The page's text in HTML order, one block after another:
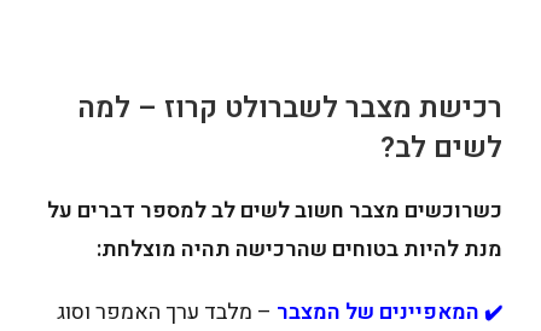
רכישת מצבר לשברולט קרוז – למה
לשים לב?
כשרוכשים מצבר חשוב לשים לב למספר דברים על
מנת להיות בטוחים שהרכישה תהיה מוצלחת:
✔️ המאפיינים של המצבר – מלבד ערך האמפר וסוג